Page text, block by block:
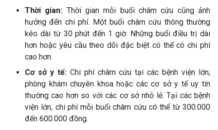
Thời gian: Thời gian mỗi buổi châm cứu cũng ảnh
hưởng đến chi phí. Một buổi châm cứu thông thường
kéo dài từ 30 phút đến 1 giờ. Những buổi điều trị dài
hơn hoặc yêu cầu theo dõi đặc biệt có thể có chi phí
cao hơn.
Cơ sở y tế: Chi phí châm cứu tại các bệnh viện lớn,
phòng khám chuyên khoa hoặc các cơ sở y tế uy tín
thường cao hơn so với các cơ sở nhỏ lẻ. Tại các bệnh
viện lớn, chi phí mỗi buổi châm cứu có thể từ 300.000
đến 600.000 đồng.